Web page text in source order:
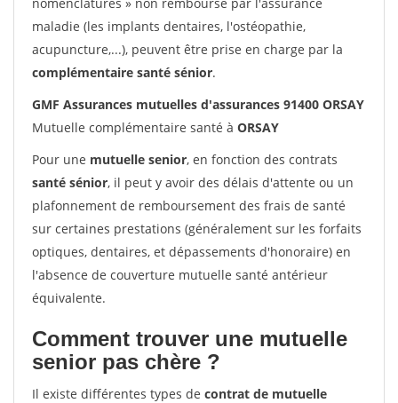
maladie (les implants dentaires, l'ostéopathie,
acupuncture,...), peuvent être prise en charge par la
complémentaire santé sénior.
GMF Assurances mutuelles d'assurances 91400 ORSAY
Mutuelle complémentaire santé à ORSAY
Pour une mutuelle senior, en fonction des contrats
santé sénior, il peut y avoir des délais d'attente ou un
plafonnement de remboursement des frais de santé
sur certaines prestations (généralement sur les forfaits
optiques, dentaires, et dépassements d'honoraire) en
l'absence de couverture mutuelle santé antérieur
équivalente.
Comment trouver une mutuelle
senior pas chère ?
Il existe différentes types de contrat de mutuelle